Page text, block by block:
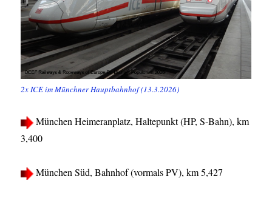
2x ICE im Münchner Hauptbahnhof (13.3.2026)
München Heimeranplatz, Haltepunkt (HP, S-Bahn), km
3,400
München Süd, Bahnhof (vormals PV), km 5,427